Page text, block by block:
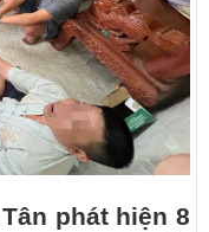
phát hiện 8